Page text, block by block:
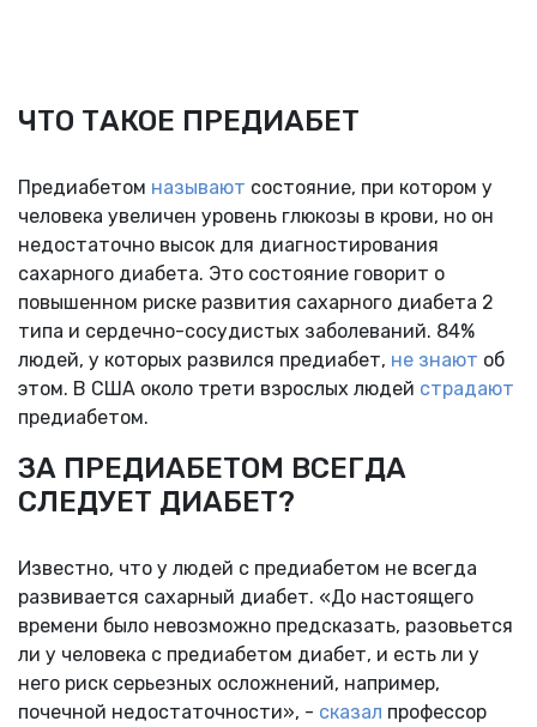
ЧТО ТАКОЕ ПРЕДИАБЕТ
Предиабетом называют состояние, при котором у
человека увеличен уровень глюкозы в крови, но он
недостаточно высок для диагностирования
сахарного диабета. Это состояние говорит о
повышенном риске развития сахарного диабета 2
типа и сердечно-сосудистых заболеваний. 84%
людей, у которых развился предиабет, не знают об
этом. В США около трети взрослых людей страдают
предиабетом.
ЗА ПРЕДИАБЕТОМ ВСЕГДА
СЛЕДУЕТ ДИАБЕТ?
Известно, что у людей с предиабетом не всегда
развивается сахарный диабет. «До настоящего
времени было невозможно предсказать, разовьется
ли у человека с предиабетом диабет, и есть ли у
него риск серьезных осложнений, например,
почечной недостаточности», - сказал профессор